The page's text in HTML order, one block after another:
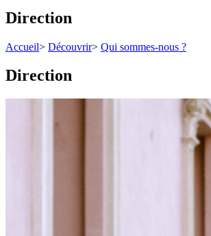
Direction
Accueil> Découvrir> Qui sommes-nous ?
Direction